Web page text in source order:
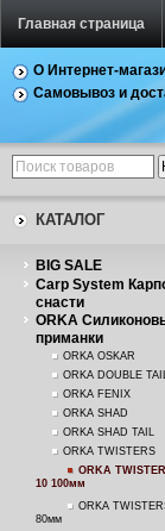
Главная страница
О Интернет-
Самовывоз и
КАТАЛОГ
BIG SALE
Carp System
снасти
ORKA
приманки
ORKA OSKAR
ORKA DOUBLE
ORKA FENIX
ORKA SHAD
ORKA SHAD TAIL
ORKA TWISTERS
ORKA
10 100мм
ORKA
80мм